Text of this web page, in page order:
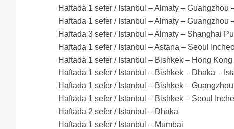
Haftada 1 sefer / Istanbul – Almaty – Guangzhou
Haftada 1 sefer / Istanbul – Almaty – Guangzhou
Haftada 3 sefer / Istanbul – Almaty – Shanghai
Haftada 1 sefer / Istanbul – Astana – Seoul
Haftada 1 sefer / Istanbul – Bishkek – Hong Kong
Haftada 1 sefer / Istanbul – Bishkek – Dhaka –
Haftada 1 sefer / Istanbul – Bishkek – Guangzhou
Haftada 1 sefer / Istanbul – Bishkek – Seoul
Haftada 2 sefer / Istanbul – Dhaka
Haftada 1 sefer / Istanbul – Mumbai